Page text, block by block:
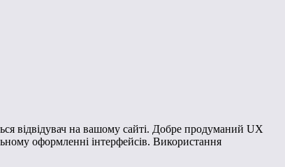
відвідувач на вашому сайті. Добре продуманий UX
оформленні інтерфейсів. Використання